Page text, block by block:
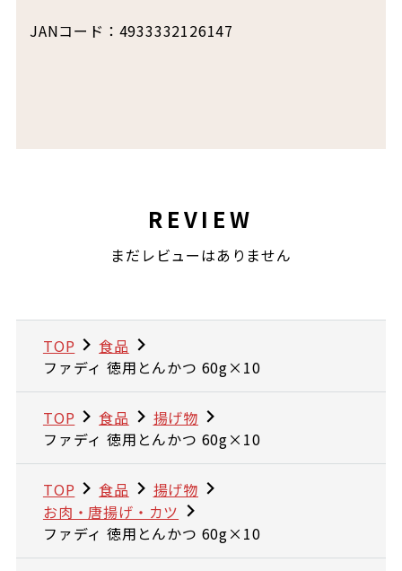
JANコード：4933332126147
REVIEW
まだレビューはありません
TOP
食品
ファディ 徳用とんかつ 60g×10
TOP 食品
揚げ物
ファディ 徳用とんかつ 60g×10
TOP 食品
揚げ物
お肉・唐揚げ・カツ
ファディ 徳用とんかつ 60g×10